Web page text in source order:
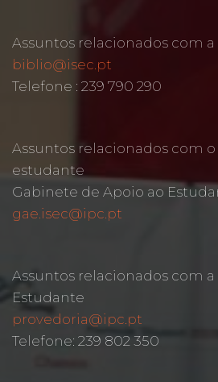
Assuntos relacionados com
biblio@isec.pt
Telefone : 239 790 290
Assuntos relacionados com o
estudante
Gabinete de Apoio ao
gae.isec@ipc.pt
Assuntos relacionados com
Estudante
provedoria@ipc.pt
Telefone: 239 802 350